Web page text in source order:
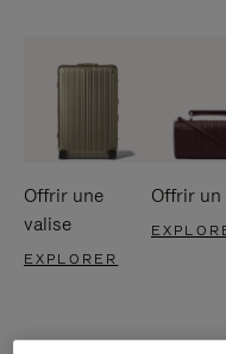
Offrir une
valise
EXPLORER
Offrir un